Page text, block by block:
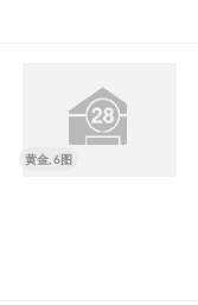
黄金, 6图